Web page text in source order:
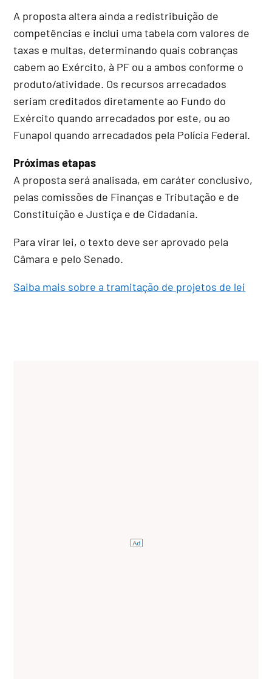
A proposta altera ainda a redistribuição de
competências e inclui uma tabela com valores de
taxas e multas, determinando quais cobranças
cabem ao Exército, à PF ou a ambos conforme o
produto/atividade. Os recursos arrecadados
seriam creditados diretamente ao Fundo do
Exército quando arrecadados por este, ou ao
Funapol quando arrecadados pela Polícia Federal.
Próximas etapas
A proposta será analisada, em caráter conclusivo,
pelas comissões de Finanças e Tributação e de
Constituição e Justiça e de Cidadania.
Para virar lei, o texto deve ser aprovado pela
Câmara e pelo Senado.
Saiba mais sobre a tramitação de projetos de lei